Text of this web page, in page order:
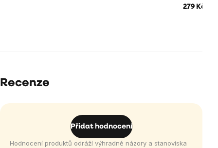
279 Kč
Recenze
Přidat hodnocení
Hodnocení produktů odráží výhradně názory a stanoviska